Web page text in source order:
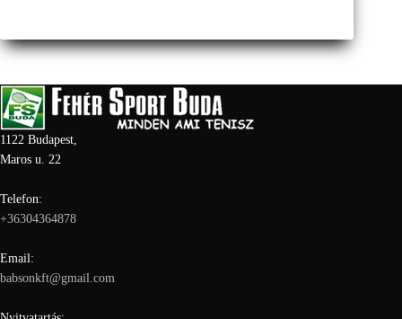
1122 Budapest,
Maros u. 22
Telefon:
+36304364878
Email:
babsonkft@gmail.com